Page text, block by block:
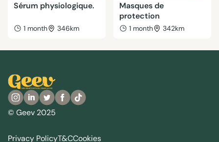
Sérum physiologique.
1 month 346km
Masques de
protection
1 month 342km
© Geev 2025
Privacy PolicyT&CCookies